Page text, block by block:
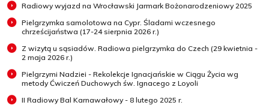
Radiowy wyjazd na Wrocławski Jarmark Bożonarodzeniowy 2025
Pielgrzymka samolotowa na Cypr. Śladami wczesnego
chrześcijaństwa (17-24 sierpnia 2026 r.)
Z wizytą u sąsiadów. Radiowa pielgrzymka do Czech (29 kwietnia -
2 maja 2026 r.)
Pielgrzymi Nadziei - Rekolekcje Ignacjańskie w Ciągu Życia wg
metody Ćwiczeń Duchowych św. Ignacego z Loyoli
II Radiowy Bal Karnawałowy - 8 lutego 2025 r.